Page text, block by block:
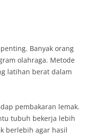
Banyak orang
olahraga. Metode
latihan berat dalam
pembakaran lemak.
tubuh bekerja lebih
berlebih agar hasil